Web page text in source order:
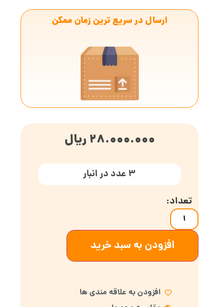
ارسال در سریع ترین زمان ممکن
28.000.000 ریال
3 عدد در انبار
افزودن به سبد خرید
افزودن به علاقه مندی ها